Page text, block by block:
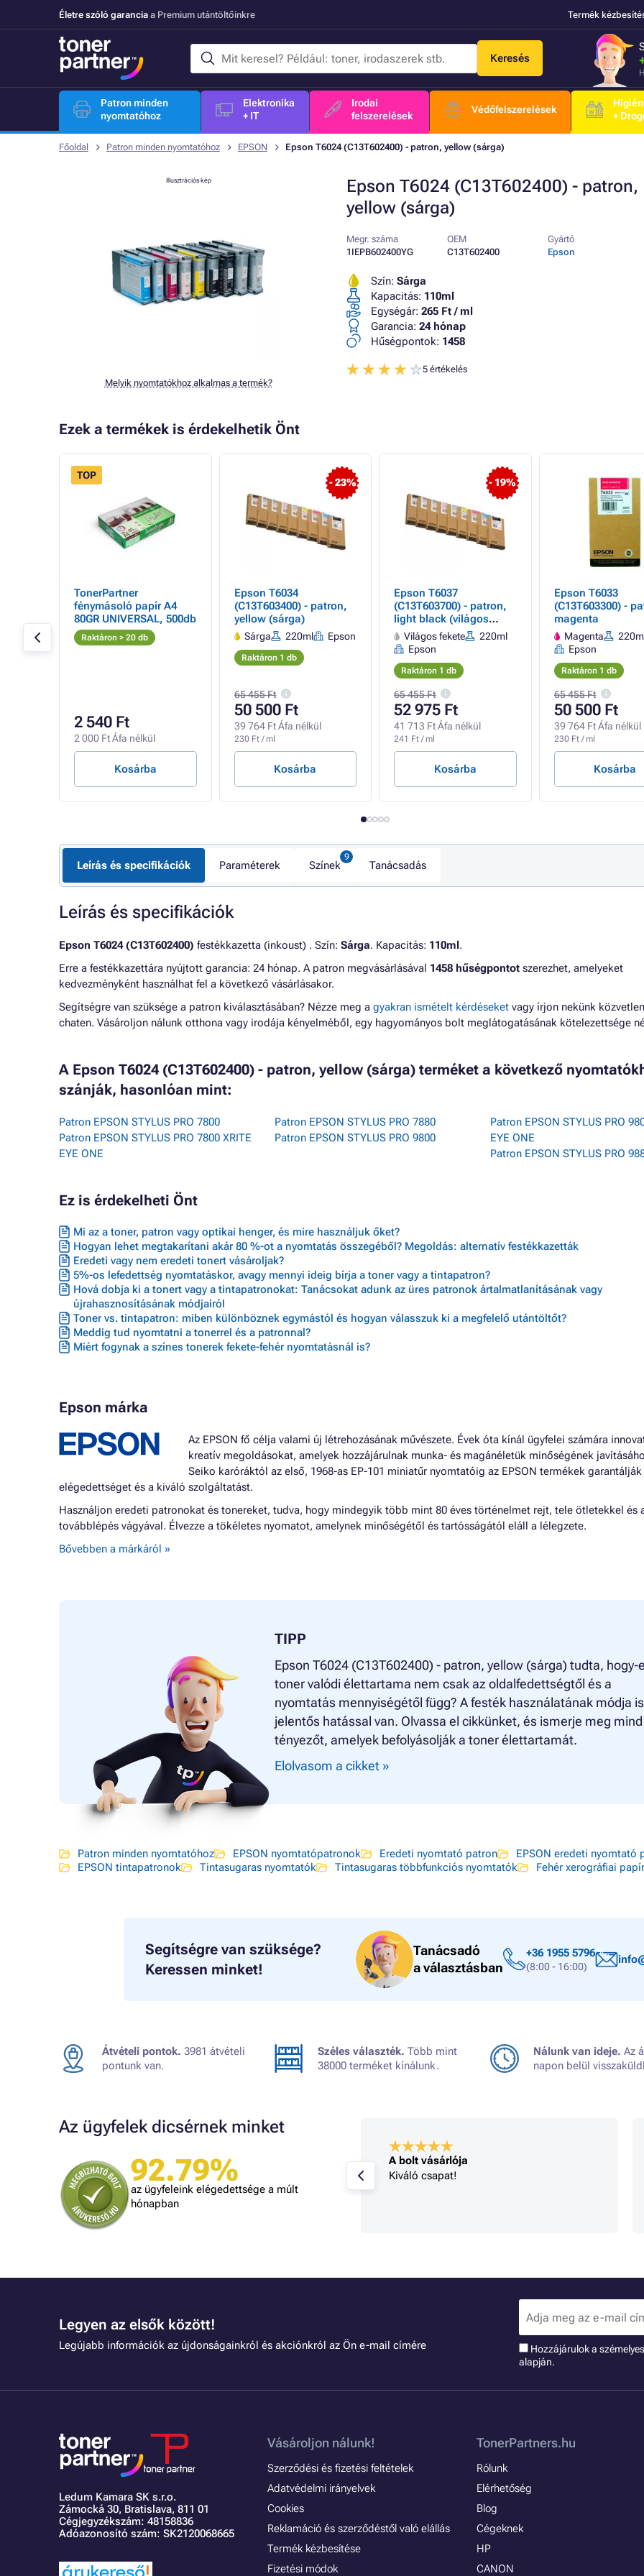
Életre szóló garancia a Premium utántöltőinkre Termék
Keresés
Patron minden
nyomtatóhoz
Elektronika
+ IT
Irodai
felszerelések
Védőfelszerelések
+
Főoldal Patron minden nyomtatóhoz EPSON Epson T6024 (C13T602400) - patron, yellow (sárga)
Epson T6024 (C13T602400) - patron,
yellow (sárga)
Illusztrációs kép
Melyik nyomtatókhoz alkalmas a termék?
Megr. száma
1IEPB602400YG
OEM
C13T602400
Gyártó
Epson
Szín: Sárga
Kapacitás: 110ml
Egységár: 265 Ft / ml
Garancia: 24 hónap
Hűségpontok: 1458
5 értékelés
Ezek a termékek is érdekelhetik Önt
TOP
TonerPartner
fénymásoló papír A4
80GR UNIVERSAL, 500db
Raktáron > 20 db
2 540 Ft
2 000 Ft Áfa nélkül
Kosárba
- 23%
Epson T6034
(C13T603400) - patron,
yellow (sárga)
Sárga 220ml Epson
Raktáron 1 db
65 455 Ft
50 500 Ft
39 764 Ft Áfa nélkül
230 Ft / ml
Kosárba
- 19%
Epson T6037
(C13T603700) - patron,
light black (világos
fekete)
Világos fekete
220ml
Epson
Raktáron 1 db
65 455 Ft
52 975 Ft
41 713 Ft Áfa nélkül
241 Ft / ml
Kosárba
Epson T6033
(C13T603300) -
magenta
Magenta
Epson
Raktáron 1 db
65 455 Ft
50 500 Ft
39 764 Ft Áfa nélkül
230 Ft / ml
Kosárba
Leírás és specifikációk Paraméterek Színek Tanácsadás
Leírás és specifikációk
Epson T6024 (C13T602400) festékkazetta (inkoust) . Szín: Sárga. Kapacitás: 110ml.
Erre a festékkazettára nyújtott garancia: 24 hónap. A patron megvásárlásával 1458 hűségpontot szerezhet, amelyeket
kedvezményként használhat fel a következő vásárlásakor.
Segítségre van szüksége a patron kiválasztásában? Nézze meg a gyakran ismételt kérdéseket vagy írjon nekünk
chaten. Vásároljon nálunk otthona vagy irodája kényelméből, egy hagyományos bolt meglátogatásának kötelezettsége
A Epson T6024 (C13T602400) - patron, yellow (sárga) terméket a következő
szánják, hasonlóan mint:
Patron EPSON STYLUS PRO 7800
Patron EPSON STYLUS PRO 7800 XRITE
EYE ONE
Patron EPSON STYLUS PRO 7880
Patron EPSON STYLUS PRO 9800
Patron EPSON STYLUS PRO
EYE ONE
Patron EPSON STYLUS PRO
Ez is érdekelheti Önt
Mi az a toner, patron vagy optikai henger, és mire használjuk őket?
Hogyan lehet megtakarítani akár 80 %-ot a nyomtatás összegéből? Megoldás: alternatív festékkazetták
Eredeti vagy nem eredeti tonert vásároljak?
5%-os lefedettség nyomtatáskor, avagy mennyi ideig bírja a toner vagy a tintapatron?
Hová dobja ki a tonert vagy a tintapatronokat: Tanácsokat adunk az üres patronok ártalmatlanításának vagy
újrahasznosításának módjairól
Toner vs. tintapatron: miben különböznek egymástól és hogyan válasszuk ki a megfelelő utántöltőt?
Meddig tud nyomtatni a tonerrel és a patronnal?
Miért fogynak a színes tonerek fekete-fehér nyomtatásnál is?
Epson márka
Az EPSON fő célja valami új létrehozásának művészete. Évek óta kínál ügyfelei számára
kreatív megoldásokat, amelyek hozzájárulnak munka- és magánéletük minőségének
Seiko karóráktól az első, 1968-as EP-101 miniatűr nyomtatóig az EPSON termékek garantálják
elégedettséget és a kiváló szolgáltatást.
Használjon eredeti patronokat és tonereket, tudva, hogy mindegyik több mint 80 éves történelmet rejt, tele ötletekkel és
továbblépés vágyával. Élvezze a tökéletes nyomatot, amelynek minőségétől és tartósságától eláll a lélegzete.
Bővebben a márkáról »
TIPP
Epson T6024 (C13T602400) - patron, yellow (sárga) tudta, hogy-e
toner valódi élettartama nem csak az oldalfedettségtől és a
nyomtatás mennyiségétől függ? A festék használatának módja is
jelentős hatással van. Olvassa el cikkünket, és ismerje meg
tényezőt, amelyek befolyásolják a toner élettartamát.
Elolvasom a cikket »
Patron minden nyomtatóhoz EPSON nyomtatópatronok Eredeti nyomtató patron
EPSON eredeti nyomtató
EPSON tintapatronok
Tintasugaras nyomtatók Tintasugaras többfunkciós nyomtatók Fehér xerográfiai papír
Segítségre van szüksége?
Keressen minket!
Tanácsadó
a választásban
+36 1955 5796
(8:00 - 16:00)
Átvételi pontok. 3981 átvételi
pontunk van.
Széles választék. Több mint
38000 terméket kínálunk.
Nálunk van ideje. Az
napon belül
Az ügyfelek dicsérnek minket
92.79%
az ügyfeleink elégedettsége a múlt
hónapban
A bolt vásárlója
Minden rendben volt.
A bolt vásárlója
Kiváló csapat!
Legyen az elsők között!
Legújabb információk az újdonságainkról és akciónkról az Ön e-mail címére Hozzájárulok a
alapján.
Ledum Kamara SK s.r.o.
Zámocká 30, Bratislava, 811 01
Cégjegyzékszám: 48158836
Adóazonosító szám: SK2120068665
Vásároljon nálunk!
Szerződési és fizetési feltételek
Adatvédelmi irányelvek
Cookies
Reklamáció és szerződéstől való elállás
Termék kézbesítése
Fizetési módok
TonerPartners.hu
Rólunk
Elérhetőség
Blog
Cégeknek
HP
CANON